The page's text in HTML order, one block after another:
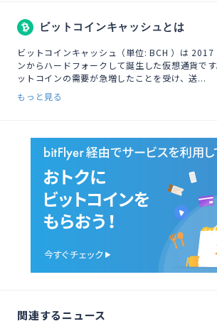
ビットコインキャッシュとは
ビットコインキャッシュ（単位: BCH ）は 2017
ンからハードフォークして誕生した仮想通貨で
ットコインの需要が急増したことを受け、送...
もっと見る
関連するニュース